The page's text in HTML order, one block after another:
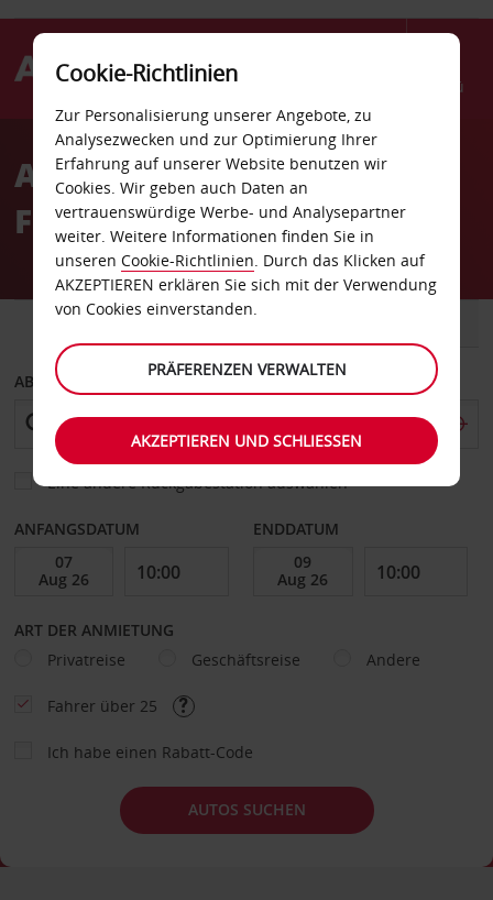
Menü
AvisAutovermietung Mosjoen
Flughafen
ABHOLEN VON
Eine andere Rückgabestation auswählen
ANFANGSDATUM ENDDATUM
ART DER ANMIETUNG
Privatreise
Geschäftsreise Andere
Fahrer über 25
Ich habe einen Rabatt-Code
AUTOS SUCHEN
Cookie-Richtlinien
Zur Personalisierung unserer Angebote, zu
Analysezwecken und zur Optimierung Ihrer
Erfahrung auf unserer Website benutzen wir
Cookies. Wir geben auch Daten an
vertrauenswürdige Werbe- und Analysepartner
weiter. Weitere Informationen finden Sie in
unseren Cookie-Richtlinien. Durch das Klicken auf
AKZEPTIEREN erklären Sie sich mit der Verwendung
von Cookies einverstanden.
PRÄFERENZEN VERWALTEN
AKZEPTIEREN UND SCHLIESSEN